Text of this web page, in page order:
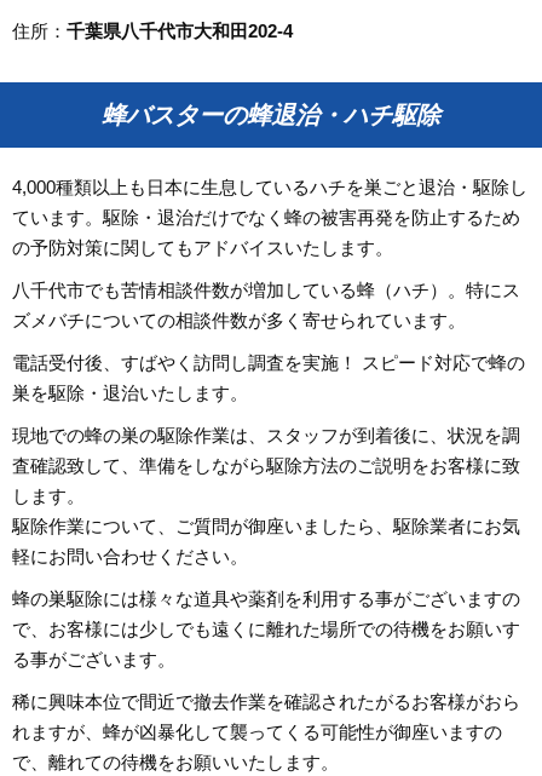
住所： 千葉県八千代市大和田202-4
蜂バスターの蜂退治・ハチ駆除
4,000種類以上も日本に生息しているハチを巣ごと退治・駆除し
ています。駆除・退治だけでなく蜂の被害再発を防止するため
の予防対策に関してもアドバイスいたします。
八千代市でも苦情相談件数が増加している蜂（ハチ）。特にス
ズメバチについての相談件数が多く寄せられています。
電話受付後、すばやく訪問し調査を実施！ スピード対応で蜂の
巣を駆除・退治いたします。
現地での蜂の巣の駆除作業は、スタッフが到着後に、状況を調
査確認致して、準備をしながら駆除方法のご説明をお客様に致
します。
駆除作業について、ご質問が御座いましたら、駆除業者にお気
軽にお問い合わせください。
蜂の巣駆除には様々な道具や薬剤を利用する事がございますの
で、お客様には少しでも遠くに離れた場所での待機をお願いす
る事がございます。
稀に興味本位で間近で撤去作業を確認されたがるお客様がおら
れますが、蜂が凶暴化して襲ってくる可能性が御座いますの
で、離れての待機をお願いいたします。